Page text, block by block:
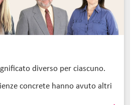
diverso per ciascuno.
concrete hanno avuto altri